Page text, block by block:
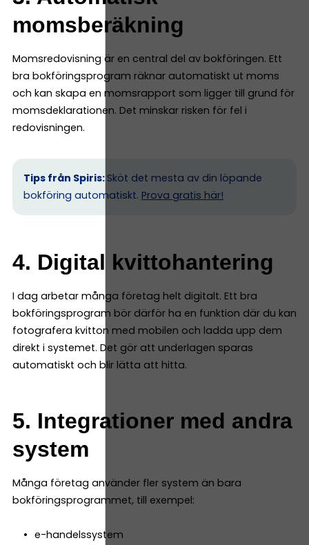
momsberäkning
Momsredovisning är en central del av bokföringen. Ett
bra bokföringsprogram räknar automatiskt ut moms
och kan skapa en momsrapport som ligger till grund för
momsdeklarationen. Det minskar risken för fel i
redovisningen.
Tips från Spiris: Sköt det mesta av din löpande
bokföring automatiskt. Prova gratis här!
4. Digital kvittohantering
I dag arbetar många företag helt digitalt. Ett bra
bokföringsprogram bör därför ha en funktion där du kan
fotografera kvitton med mobilen och ladda upp dem
direkt i systemet. Det gör att underlagen sparas
automatiskt och blir lätta att hitta.
5. Integrationer med andra
system
Många företag använder fler system än bara
bokföringsprogrammet, till exempel:
e-handelssystem